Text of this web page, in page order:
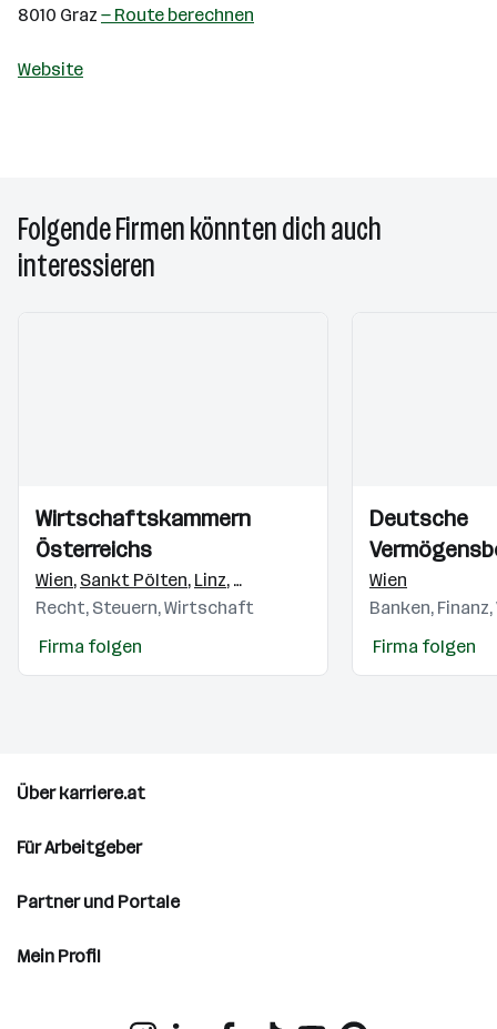
8010 Graz — Route berechnen
Website
Folgende Firmen könnten dich auch
interessieren
Videos
Einblicke
Einblicke
Wirtschaftskammern
Österreichs
Wien, Sankt Pölten, Linz, Salzburg Innsbruck,Feldkirch
Recht, Steuern, Wirtschaft
Firma folgen
Videos
Einblicke
Einblicke
Deutsche
AG
Wien
Banken,
Firma folgen
Über karriere.at
Für Arbeitgeber
Partner und Portale
Mein Profil